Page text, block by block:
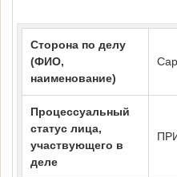
Сторона по делу
(ФИО,
наименование)
Процессуальный
статус лица,
участвующего в
деле